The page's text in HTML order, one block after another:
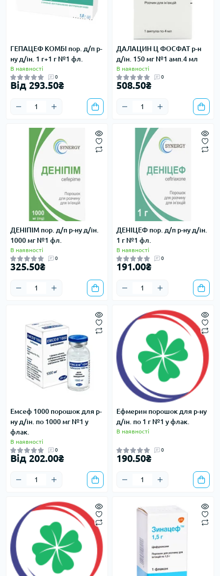
ГЕПАЦЕФ КОМБІ пор. д/п р-
ну д/ін. 1 г+1 г №1 фл.
В наявності
0
Від 293.50₴
ДАЛАЦИН Ц ФОСФАТ р-н
д/ін. 150 мг №1 амп.4 мл
В наявності
0
508.50₴
ДЕНІПІМ пор. д/п р-ну д/ін.
1000 мг №1 фл.
В наявності
0
325.50₴
ДЕНІЦЕФ пор. д/п р-ну д/ін.
1 г №1 фл.
В наявності
0
191.00₴
Емсеф 1000 порошок для р-
ну д/ін. по 1000 мг №1 у
флак.
В наявності
0
Від 202.00₴
Ефмерин порошок для р-ну
д/ін. по 1 г №1 у флак.
В наявності
0
190.50₴